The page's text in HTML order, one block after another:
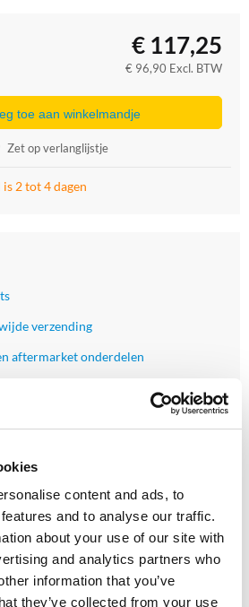
content and ads, to
and to analyse our traffic.
about your use of our site with
and analytics partners who
information that you’ve
they’ve collected from your use
€ 117,25
€ 96,90 Excl. BTW
toe aan winkelmandje
Zet op verlanglijstje
2 tot 4 dagen
verzending
aftermarket onderdelen
FAI